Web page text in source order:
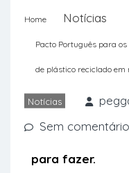
Home Notícias
Pacto Português para
de plástico reciclado em
Notícias
Sem
associados à
o seu terceiro
mas também a
para fazer.